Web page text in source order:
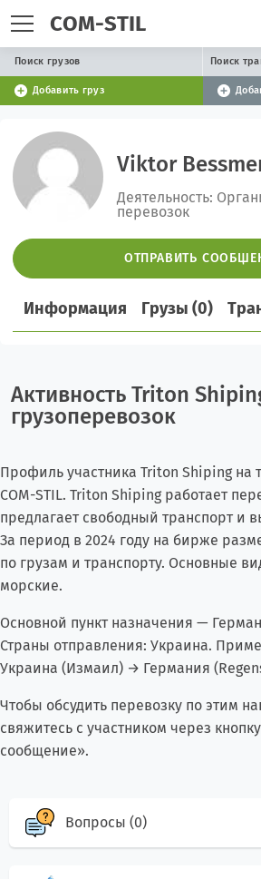
COM-STIL
Поиск грузов Поиск
Добавить груз
Viktor
Деятельность:
перевозок
ОТПРАВИТЬ
Информация Грузы (0)
Активность Triton
грузоперевозок
Профиль участника Triton Shiping на
COM-STIL. Triton Shiping работает
предлагает свободный транспорт и
За период в 2024 году на бирже
по грузам и транспорту. Основные
морские.
Основной пункт назначения —
Страны отправления: Украина.
Украина (Измаил) → Германия
Чтобы обсудить перевозку по этим
свяжитесь с участником через
сообщение».
Вопросы (0)